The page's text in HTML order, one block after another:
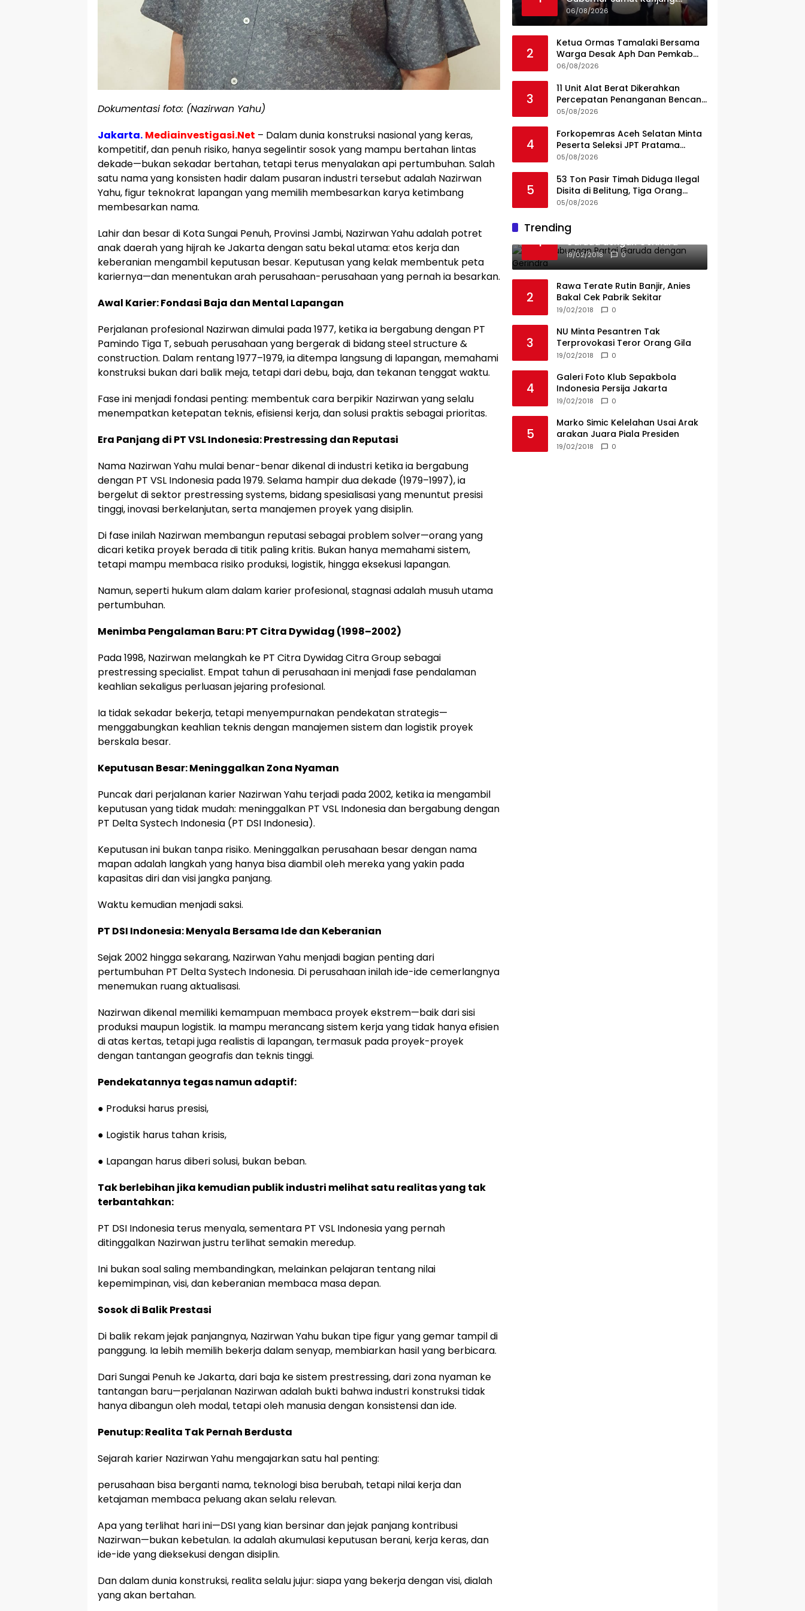
Dokumentasi foto: (Nazirwan Yahu)
Jakarta. Mediainvestigasi.Net – Dalam dunia konstruksi nasional yang keras,
kompetitif, dan penuh risiko, hanya segelintir sosok yang mampu bertahan lintas
dekade—bukan sekadar bertahan, tetapi terus menyalakan api pertumbuhan. Salah
satu nama yang konsisten hadir dalam pusaran industri tersebut adalah Nazirwan
Yahu, figur teknokrat lapangan yang memilih membesarkan karya ketimbang
membesarkan nama.
Lahir dan besar di Kota Sungai Penuh, Provinsi Jambi, Nazirwan Yahu adalah potret
anak daerah yang hijrah ke Jakarta dengan satu bekal utama: etos kerja dan
keberanian mengambil keputusan besar. Keputusan yang kelak membentuk peta
kariernya—dan menentukan arah perusahaan-perusahaan yang pernah ia besarkan.
Awal Karier: Fondasi Baja dan Mental Lapangan
Perjalanan profesional Nazirwan dimulai pada 1977, ketika ia bergabung dengan PT
Pamindo Tiga T, sebuah perusahaan yang bergerak di bidang steel structure &
construction. Dalam rentang 1977–1979, ia ditempa langsung di lapangan, memahami
konstruksi bukan dari balik meja, tetapi dari debu, baja, dan tekanan tenggat waktu.
Fase ini menjadi fondasi penting: membentuk cara berpikir Nazirwan yang selalu
menempatkan ketepatan teknis, efisiensi kerja, dan solusi praktis sebagai prioritas.
Era Panjang di PT VSL Indonesia: Prestressing dan Reputasi
Nama Nazirwan Yahu mulai benar-benar dikenal di industri ketika ia bergabung
dengan PT VSL Indonesia pada 1979. Selama hampir dua dekade (1979–1997), ia
bergelut di sektor prestressing systems, bidang spesialisasi yang menuntut presisi
tinggi, inovasi berkelanjutan, serta manajemen proyek yang disiplin.
Di fase inilah Nazirwan membangun reputasi sebagai problem solver—orang yang
dicari ketika proyek berada di titik paling kritis. Bukan hanya memahami sistem,
tetapi mampu membaca risiko produksi, logistik, hingga eksekusi lapangan.
Namun, seperti hukum alam dalam karier profesional, stagnasi adalah musuh utama
pertumbuhan.
Menimba Pengalaman Baru: PT Citra Dywidag (1998–2002)
Pada 1998, Nazirwan melangkah ke PT Citra Dywidag Citra Group sebagai
prestressing specialist. Empat tahun di perusahaan ini menjadi fase pendalaman
keahlian sekaligus perluasan jejaring profesional.
Ia tidak sekadar bekerja, tetapi menyempurnakan pendekatan strategis—
menggabungkan keahlian teknis dengan manajemen sistem dan logistik proyek
berskala besar.
Keputusan Besar: Meninggalkan Zona Nyaman
Puncak dari perjalanan karier Nazirwan Yahu terjadi pada 2002, ketika ia mengambil
keputusan yang tidak mudah: meninggalkan PT VSL Indonesia dan bergabung dengan
PT Delta Systech Indonesia (PT DSI Indonesia).
Keputusan ini bukan tanpa risiko. Meninggalkan perusahaan besar dengan nama
mapan adalah langkah yang hanya bisa diambil oleh mereka yang yakin pada
kapasitas diri dan visi jangka panjang.
Waktu kemudian menjadi saksi.
PT DSI Indonesia: Menyala Bersama Ide dan Keberanian
Sejak 2002 hingga sekarang, Nazirwan Yahu menjadi bagian penting dari
pertumbuhan PT Delta Systech Indonesia. Di perusahaan inilah ide-ide cemerlangnya
menemukan ruang aktualisasi.
Nazirwan dikenal memiliki kemampuan membaca proyek ekstrem—baik dari sisi
produksi maupun logistik. Ia mampu merancang sistem kerja yang tidak hanya efisien
di atas kertas, tetapi juga realistis di lapangan, termasuk pada proyek-proyek
dengan tantangan geografis dan teknis tinggi.
Pendekatannya tegas namun adaptif:
● Produksi harus presisi,
● Logistik harus tahan krisis,
● Lapangan harus diberi solusi, bukan beban.
Tak berlebihan jika kemudian publik industri melihat satu realitas yang tak
terbantahkan:
PT DSI Indonesia terus menyala, sementara PT VSL Indonesia yang pernah
ditinggalkan Nazirwan justru terlihat semakin meredup.
Ini bukan soal saling membandingkan, melainkan pelajaran tentang nilai
kepemimpinan, visi, dan keberanian membaca masa depan.
Sosok di Balik Prestasi
Di balik rekam jejak panjangnya, Nazirwan Yahu bukan tipe figur yang gemar tampil di
panggung. Ia lebih memilih bekerja dalam senyap, membiarkan hasil yang berbicara.
Dari Sungai Penuh ke Jakarta, dari baja ke sistem prestressing, dari zona nyaman ke
tantangan baru—perjalanan Nazirwan adalah bukti bahwa industri konstruksi tidak
hanya dibangun oleh modal, tetapi oleh manusia dengan konsistensi dan ide.
Penutup: Realita Tak Pernah Berdusta
Sejarah karier Nazirwan Yahu mengajarkan satu hal penting:
perusahaan bisa berganti nama, teknologi bisa berubah, tetapi nilai kerja dan
ketajaman membaca peluang akan selalu relevan.
Apa yang terlihat hari ini—DSI yang kian bersinar dan jejak panjang kontribusi
Nazirwan—bukan kebetulan. Ia adalah akumulasi keputusan berani, kerja keras, dan
ide-ide yang dieksekusi dengan disiplin.
Dan dalam dunia konstruksi, realita selalu jujur: siapa yang bekerja dengan visi, dialah
yang akan bertahan.
UPTD Puskesmas Lahewa
06/08/2026
2
Ketua Ormas Tamalaki Bersama
Warga Desak Aph Dan Pemkab
Konsel Tangkap Pelaku Angkut
PT KAP Melintas Jalan Umum
06/08/2026
3
11 Unit Alat Berat Dikerahkan
Percepatan Penanganan Bencana
di Kelurahan Sipange Kecamatan
05/08/2026
4
Forkopemras Aceh Selatan Minta
Peserta Seleksi JPT Pratama
Andalkan Kompetensi dan
05/08/2026
5
53 Ton Pasir Timah Diduga Ilegal
Disita di Belitung, Tiga Orang
Diamankan, Dua Masih Diburu
05/08/2026
Trending
1
Ini Dia Hubungan Partai
Garuda dengan Gerindra
19/02/2018 0
2
Rawa Terate Rutin Banjir, Anies
Bakal Cek Pabrik Sekitar
19/02/2018 0
3
NU Minta Pesantren Tak
Terprovokasi Teror Orang Gila
19/02/2018 0
4
Galeri Foto Klub Sepakbola
Indonesia Persija Jakarta
19/02/2018 0
5
Marko Simic Kelelahan Usai Arak
arakan Juara Piala Presiden
19/02/2018 0